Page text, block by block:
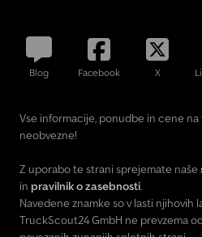
Blog Facebook X
Vse informacije, ponudbe in cene
neobvezne!
Z uporabo te strani sprejemate naše
in pravilnik o zasebnosti.
Navedene znamke so v lasti njihovih
TruckScout24 GmbH ne prevzema